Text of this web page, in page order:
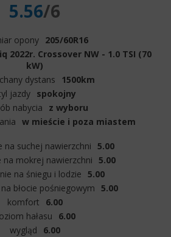
5.56/6
opony 205/60R16
2022r. Crossover NW - 1.0 TSI (70
kW)
dystans
1500km
jazdy
spokojny
nabycia
z wyboru
w mieście i poza miastem
na suchej nawierzchni 5.00
na mokrej nawierzchni 5.00
na śniegu i lodzie 5.00
błocie pośniegowym 5.00
komfort
6.00
hałasu
6.00
wygląd
6.00